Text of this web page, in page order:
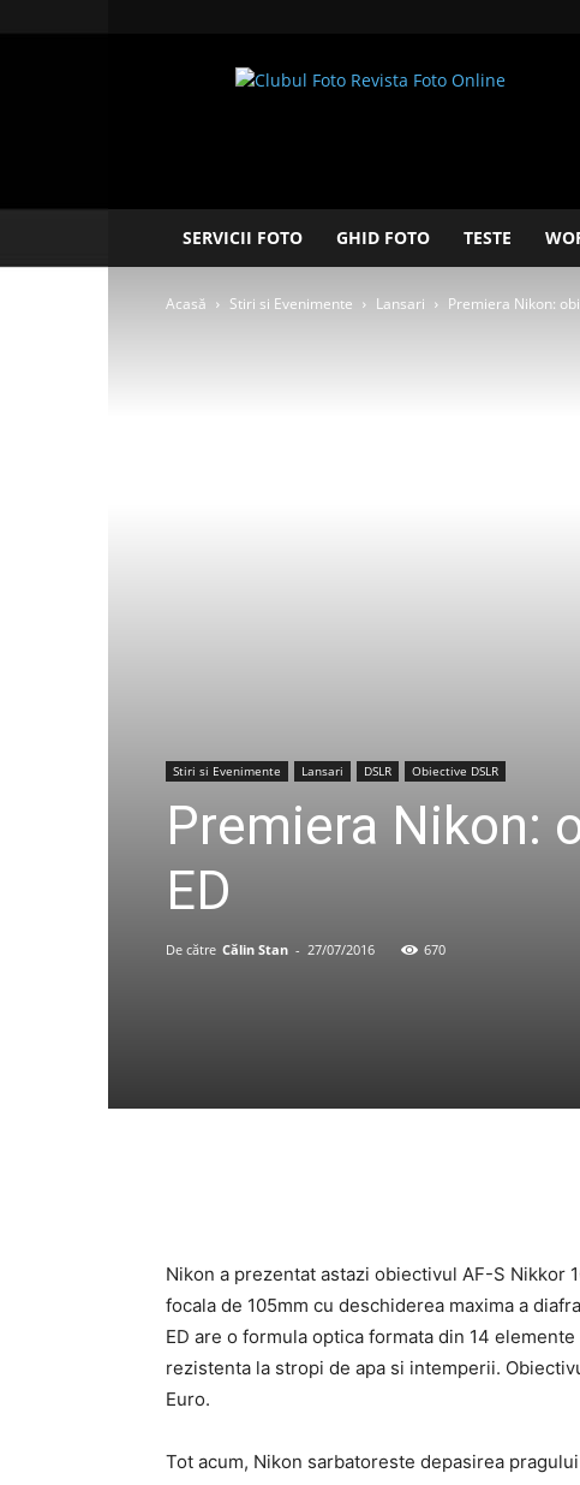
Clubul
SERVICII FOTO GHID FOTO TESTE
Acasă Stiri si Evenimente Lansari Premiera Nikon:
Stiri si Evenimente Lansari DSLR Obiective DSLR
Premiera Nikon:
ED
De către Călin Stan - 27/07/2016 670
Nikon a prezentat astazi obiectivul AF-S Nikkor
focala de 105mm cu deschiderea maxima a
ED are o formula optica formata din 14
rezistenta la stropi de apa si intemperii.
Euro.
Tot acum, Nikon sarbatoreste depasirea